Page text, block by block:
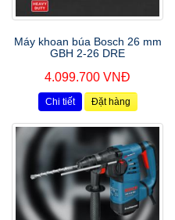
Máy khoan búa Bosch 26 mm
GBH 2-26 DRE
4.099.700 VNĐ
Chi tiết Đặt hàng